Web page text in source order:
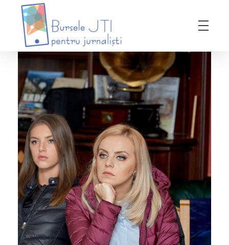
Bursele JTI pentru Jurnalisti
ediția 2018-2019